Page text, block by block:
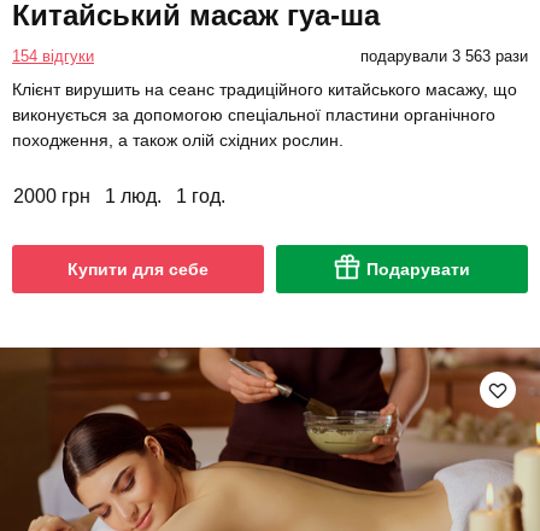
Китайський масаж гуа-ша
154 відгуки подарували 3 563 рази
Клієнт вирушить на сеанс традиційного китайського масажу, що
виконується за допомогою спеціальної пластини органічного
походження, а також олій східних рослин.
2000 грн 1 люд. 1 год.
Купити для себе Подарувати